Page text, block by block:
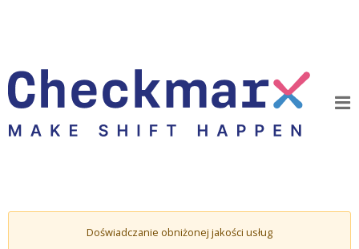
Doświadczanie obniżonej jakości usług